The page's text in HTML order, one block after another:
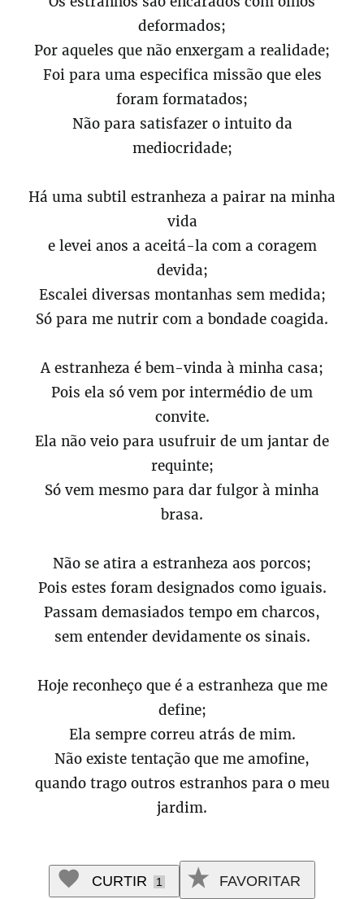
deformados;
Por aqueles que não enxergam a realidade;
Foi para uma especifica missão que eles
foram formatados;
Não para satisfazer o intuito da
mediocridade;
Há uma subtil estranheza a pairar na minha
vida
e levei anos a aceitá-la com a coragem
devida;
Escalei diversas montanhas sem medida;
Só para me nutrir com a bondade coagida.
A estranheza é bem-vinda à minha casa;
Pois ela só vem por intermédio de um
convite.
Ela não veio para usufruir de um jantar de
requinte;
Só vem mesmo para dar fulgor à minha
brasa.
Não se atira a estranheza aos porcos;
Pois estes foram designados como iguais.
Passam demasiados tempo em charcos,
sem entender devidamente os sinais.
Hoje reconheço que é a estranheza que me
define;
Ela sempre correu atrás de mim.
Não existe tentação que me amofine,
quando trago outros estranhos para o meu
jardim.
CURTIR 1 FAVORITAR